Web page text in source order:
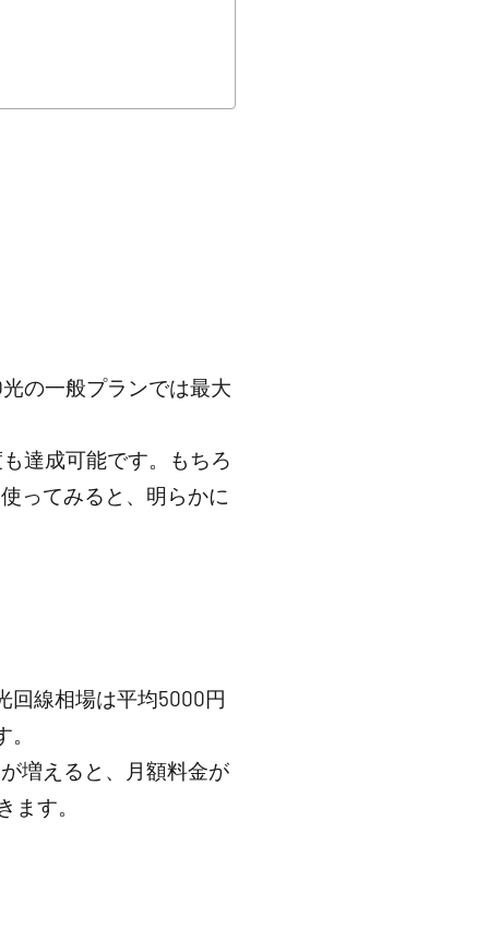
の一般プランでは最大
達成可能です。もちろ
ってみると、明らかに
回線相場は平均5000円
増えると、月額料金が
す。